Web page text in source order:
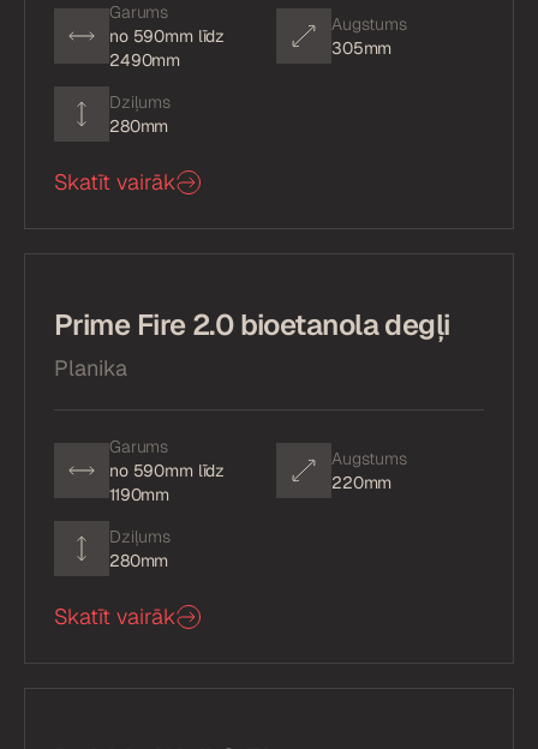
Garums
no 590mm līdz
2490mm
Augstums
305mm
Dziļums
280mm
Skatīt vairāk
Prime Fire 2.0 bioetanola degļi
Planika
Garums
no 590mm līdz
1190mm
Augstums
220mm
Dziļums
280mm
Skatīt vairāk